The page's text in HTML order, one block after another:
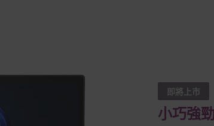
即將上市
小巧強